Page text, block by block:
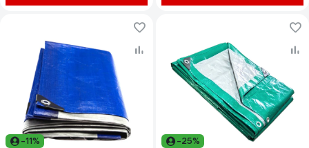
-11% -25%